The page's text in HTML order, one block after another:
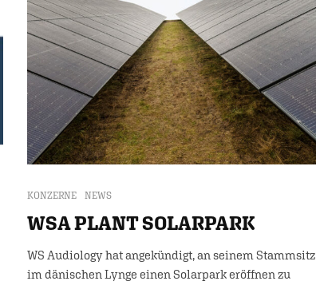
KONZERNE NEWS
WSA PLANT SOLARPARK
WS Audiology hat angekündigt, an seinem Stammsitz
im dänischen Lynge einen Solarpark eröffnen zu